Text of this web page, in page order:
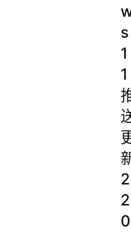
s
1
1
2
2
0